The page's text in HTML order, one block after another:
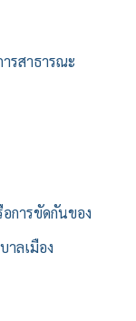
รสาธารณะ
อการขัดกันของ
าลเมือง